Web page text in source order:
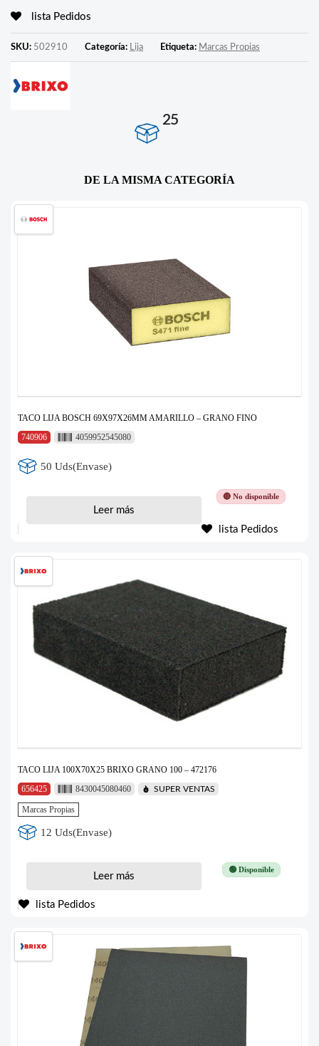
lista Pedidos
SKU: 502910 Categoría: Lija Etiqueta: Marcas Propias
25
DE LA MISMA CATEGORÍA
TACO LIJA BOSCH 69X97X26MM AMARILLO – GRANO FINO
740906
4059952545080
50 Uds(Envase)
🔴 No disponible
Leer más
lista Pedidos
TACO LIJA 100X70X25 BRIXO GRANO 100 – 472176
656425
8430045080460 SUPER VENTAS
Marcas Propias
12 Uds(Envase)
🟢 Disponible
Leer más
lista Pedidos